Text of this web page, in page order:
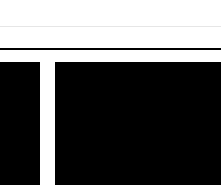
Keterangan Gambar: Alat berat jenis ekskavator digunakan dalam aktivitas tambang emas ilegal (PETI) di aliran Sungai Beremas, Nagari Cubadak Barat, Kecamatan Duo Koto, Kabupaten Pasaman, Sumatera Barat, Jumat (29/8/2025).